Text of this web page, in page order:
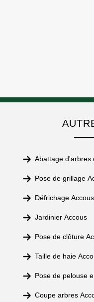
Abattage d'arbres
Pose de grillage
Défrichage Accous
Jardinier Accous
Pose de clôture
Taille de haie
Pose de pelouse
Coupe arbres